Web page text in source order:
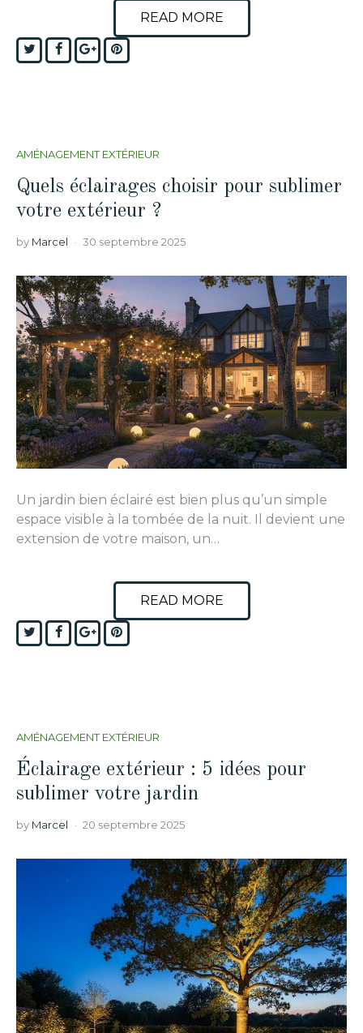
READ MORE
TwitterFacebook
Google+Pinterest
AMÉNAGEMENT EXTÉRIEUR
Quels éclairages choisir pour sublimer
votre extérieur ?
by Marcel 30 septembre 2025
Un jardin bien éclairé est bien plus qu’un simple
espace visible à la tombée de la nuit. Il devient une
extension de votre maison, un…
READ MORE
TwitterFacebook
Google+Pinterest
AMÉNAGEMENT EXTÉRIEUR
Éclairage extérieur : 5 idées pour
sublimer votre jardin
by Marcel 20 septembre 2025